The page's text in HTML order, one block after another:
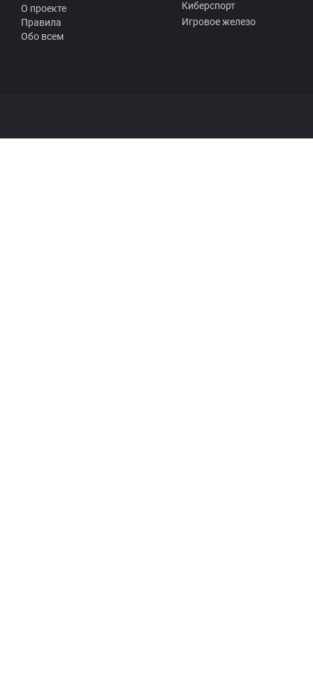
О проекте
Правила
Обо всем
Киберспорт
Игровое железо